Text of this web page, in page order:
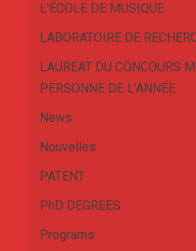
L'ÉCOLE DE MUSIQUE
LABORATOIRE DE
LAURÉAT DU CONCOURS
PERSONNE DE L’ANNÉE
News
Nouvelles
PATENT
PhD DEGREES
Programs